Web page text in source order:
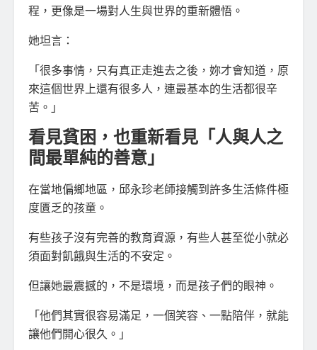
程，更像是一場對人生與世界的重新體悟。
她坦言：
「很多事情，只有真正走進去之後，妳才會知道，原
來這個世界上還有很多人，連最基本的生活都很辛
苦。」
看見貧困，也重新看見「人與人之
間最單純的善意」
在當地偏鄉地區，邱永珍老師接觸到許多生活條件極
度匱乏的孩童。
有些孩子沒有完善的教育資源，有些人甚至從小就必
須面對飢餓與生活的不安定。
但讓她最震撼的，不是環境，而是孩子們的眼神。
「他們其實很容易滿足，一個笑容、一點陪伴，就能
讓他們開心很久。」